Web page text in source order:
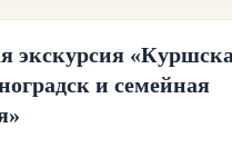
экскурсия
и семейная